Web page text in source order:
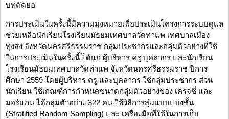
บทคัดย่อ
การประเมินในครั้งนี้มีความมุ่งหมายเพื่อประเมินโครงการระบบดูแล
ช่วยเหลือนักเรียนโรงเรียนมัธยมเทศบาลวัดท่าแพ เทศบาลเมือง
ทุ่งสง จังหวัดนครศรีธรรมราช กลุ่มประชากรและกลุ่มตัวอย่างที่ใช้
ในการประเมินในครั้งนี้ ได้แก่ ผู้บริหาร ครู บุคลากร และนักเรียน
โรงเรียนมัธยมเทศบาลวัดท่าแพ จังหวัดนครศรีธรรมราช ปีการ
ศึกษา 2559 โดยผู้บริหาร ครู และบุคลากร ใช้กลุ่มประชากร ส่วน
นักเรียน ใช้เกณฑ์การกำหนดขนาดกลุ่มตัวอย่างของ เครจซี่ และ
มอร์แกน ได้กลุ่มตัวอย่าง 322 คน ใช้วิธีการสุ่มแบบแบ่งชั้น
(Stratified Random Sampling) และ เครื่องมือที่ใช้ในการเก็บ